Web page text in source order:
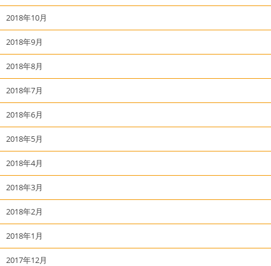
2018年10月
2018年9月
2018年8月
2018年7月
2018年6月
2018年5月
2018年4月
2018年3月
2018年2月
2018年1月
2017年12月